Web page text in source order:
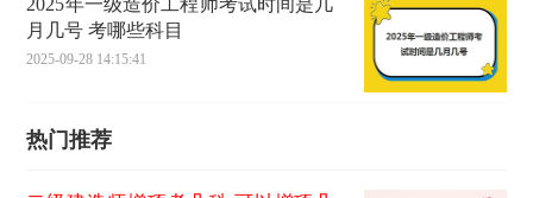
2025年一级造价工程师考试时间是几
月几号 考哪些科目
2025-09-28 14:15:41
热门推荐